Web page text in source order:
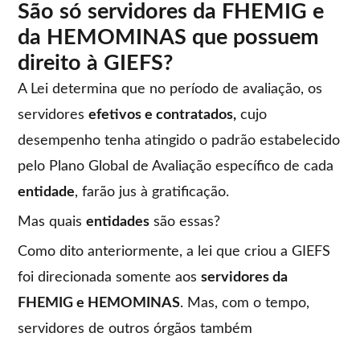
São só servidores da FHEMIG e
da HEMOMINAS que possuem
direito à GIEFS?
A Lei determina que no período de avaliação, os
servidoresefetivos e contratados, cujo
desempenho tenha atingido o padrão estabelecido
pelo Plano Global de Avaliação específico de cada
entidade, farão jus à gratificação.
Mas quaisentidades são essas?
Como dito anteriormente, a lei que criou a GIEFS
foi direcionada somente aosservidores da
FHEMIG e HEMOMINAS. Mas, com o tempo,
servidores de outros órgãos também